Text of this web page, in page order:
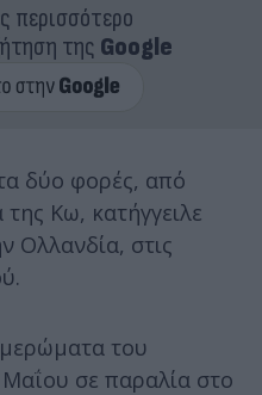
περισσότερο
της Google
δύο φορές, από
Κω, κατήγγειλε
Ολλανδία, στις
του
σε παραλία στο